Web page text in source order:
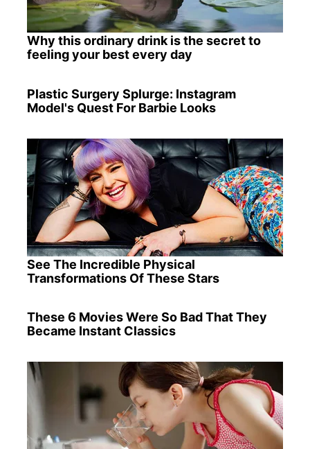
Why this ordinary drink is the secret to
feeling your best every day
Plastic Surgery Splurge: Instagram
Model's Quest For Barbie Looks
See The Incredible Physical
Transformations Of These Stars
These 6 Movies Were So Bad That They
Became Instant Classics